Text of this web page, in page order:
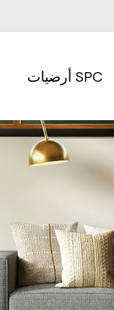
أرضيات SPC